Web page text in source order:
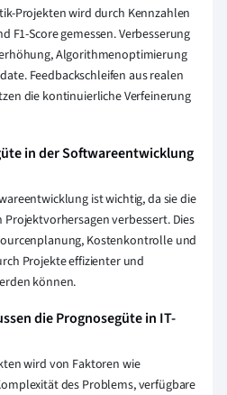
Projekten wird durch Kennzahlen
F1-Score gemessen. Verbesserung
Algorithmenoptimierung
Feedbackschleifen aus realen
die kontinuierliche Verfeinerung
in der Softwareentwicklung
ist wichtig, da sie die
verbessert. Dies
Kostenkontrolle und
Projekte effizienter und
können.
die Prognosegüte in IT-
wird von Faktoren wie
des Problems, verfügbare